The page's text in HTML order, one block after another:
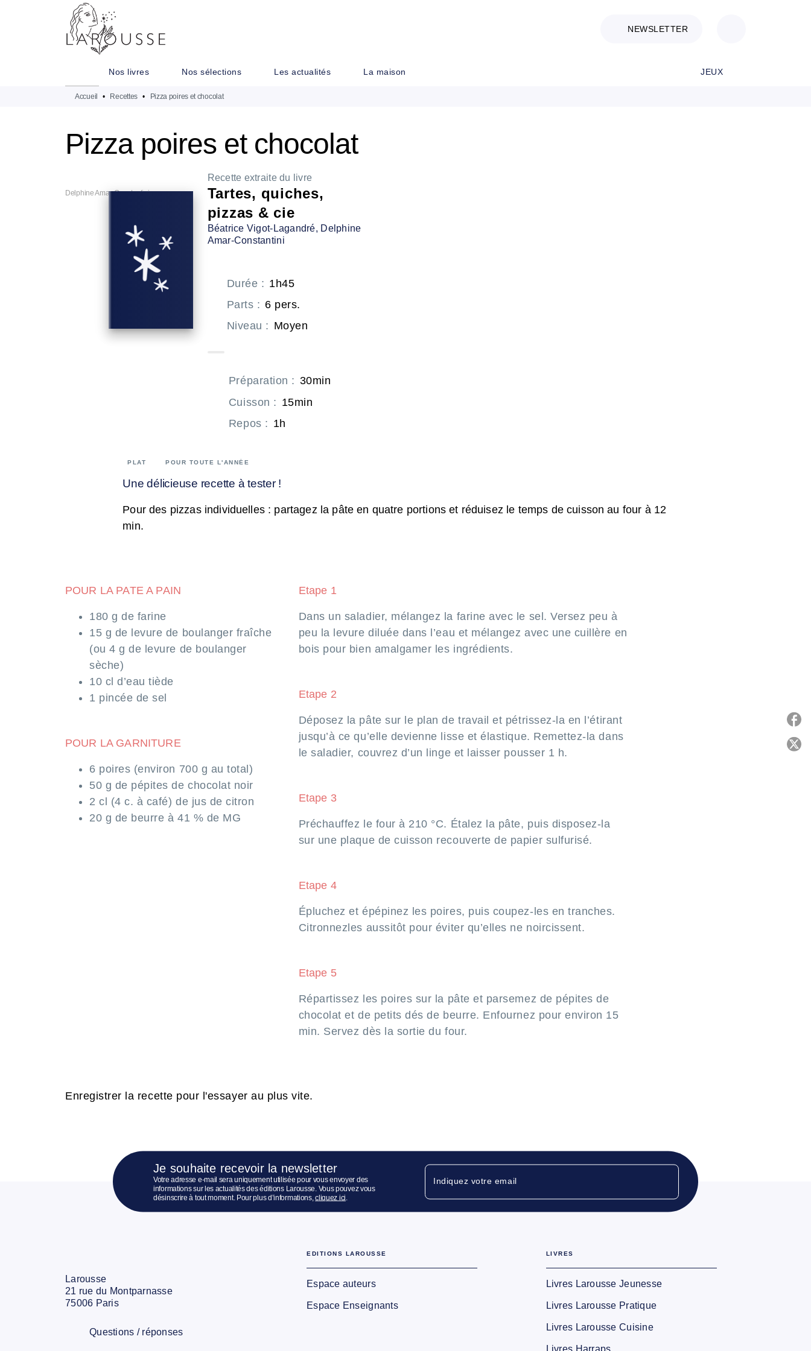
MENU
NEWSLETTER
Nos livres Nos sélections Les actualités La maison JEUX
Accueil • Recettes • Pizza poires et chocolat
Pizza poires et chocolat
Delphine Amar-Constantini
Recette extraite du livre
Tartes, quiches,
pizzas & cie
Béatrice Vigot-Lagandré, Delphine
Amar-Constantini
Durée : 1h45
Parts : 6 pers.
Niveau : Moyen
Préparation : 30min
Cuisson : 15min
Repos : 1h
PLAT POUR TOUTE L'ANNÉE
Une délicieuse recette à tester !
Pour des pizzas individuelles : partagez la pâte en quatre portions et réduisez le temps de cuisson au four à 12
min.
POUR LA PATE A PAIN
180 g de farine
15 g de levure de boulanger fraîche
(ou 4 g de levure de boulanger
sèche)
10 cl d’eau tiède
1 pincée de sel
POUR LA GARNITURE
6 poires (environ 700 g au total)
50 g de pépites de chocolat noir
2 cl (4 c. à café) de jus de citron
20 g de beurre à 41 % de MG
Etape 1
Dans un saladier, mélangez la farine avec le sel. Versez peu à
peu la levure diluée dans l’eau et mélangez avec une cuillère en
bois pour bien amalgamer les ingrédients.
Etape 2
Déposez la pâte sur le plan de travail et pétrissez-la en l’étirant
jusqu’à ce qu’elle devienne lisse et élastique. Remettez-la dans
le saladier, couvrez d’un linge et laisser pousser 1 h.
Etape 3
Préchauffez le four à 210 °C. Étalez la pâte, puis disposez-la
sur une plaque de cuisson recouverte de papier sulfurisé.
Etape 4
Épluchez et épépinez les poires, puis coupez-les en tranches.
Citronnezles aussitôt pour éviter qu’elles ne noircissent.
Etape 5
Répartissez les poires sur la pâte et parsemez de pépites de
chocolat et de petits dés de beurre. Enfournez pour environ 15
min. Servez dès la sortie du four.
Enregistrer la recette pour l'essayer au plus vite.
Je souhaite recevoir la newsletter
Votre adresse e-mail sera uniquement utilisée pour vous envoyer des
informations sur les actualités des éditions Larousse. Vous pouvez vous
désinscrire à tout moment. Pour plus d’informations,cliquez ici
Indiquez votre email
Larousse
21 rue du Montparnasse
75006 Paris
Questions / réponses
EDITIONS LAROUSSE
Espace auteurs
Espace Enseignants
LIVRES
Livres Larousse Jeunesse
Livres Larousse Pratique
Livres Larousse Cuisine